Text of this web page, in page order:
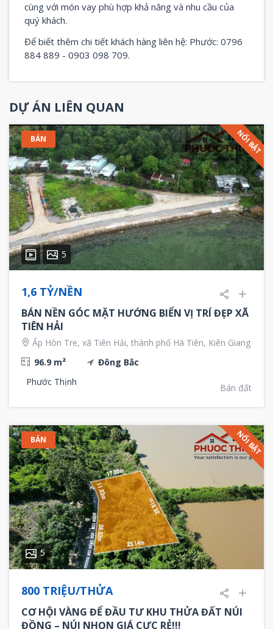
cùng với món vay phù hợp khả năng và nhu cầu của
quý khách.
Để biết thêm chi tiết khách hàng liên hệ: Phước: 0796
884 889 - 0903 098 709.
DỰ ÁN LIÊN QUAN
BÁN NỔI BẬT
5
1,6 TỶ/NỀN
BÁN NỀN GÓC MẶT HƯỚNG BIỂN VỊ TRÍ ĐẸP XÃ
TIÊN HẢI
Ấp Hòn Tre, xã Tiên Hải, thành phố Hà Tiên, Kiên Giang
96.9 m²
Đông Bắc
Phước Thịnh
Bán đất
BÁN NỔI BẬT
5
800 TRIỆU/THỬA
CƠ HỘI VÀNG ĐỂ ĐẦU TƯ KHU THỬA ĐẤT NÚI
ĐỒNG – NÚI NHỌN GIÁ CỰC RẺ!!!